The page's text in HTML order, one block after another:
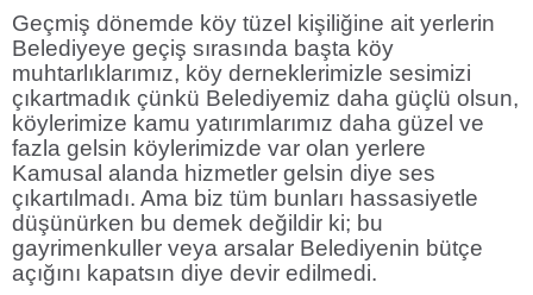
Geçmiş dönemde köy tüzel kişiliğine ait yerlerin
Belediyeye geçiş sırasında başta köy
muhtarlıklarımız, köy derneklerimizle sesimizi
çıkartmadık çünkü Belediyemiz daha güçlü olsun,
köylerimize kamu yatırımlarımız daha güzel ve
fazla gelsin köylerimizde var olan yerlere
Kamusal alanda hizmetler gelsin diye ses
çıkartılmadı. Ama biz tüm bunları hassasiyetle
düşünürken bu demek değildir ki; bu
gayrimenkuller veya arsalar Belediyenin bütçe
açığını kapatsın diye devir edilmedi.